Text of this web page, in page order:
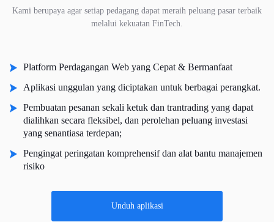
Kami berupaya agar setiap pedagang dapat meraih peluang pasar terbaik
melalui kekuatan FinTech.
Platform Perdagangan Web yang Cepat & Bermanfaat
Aplikasi unggulan yang diciptakan untuk berbagai perangkat.
Pembuatan pesanan sekali ketuk dan trantrading yang dapat
dialihkan secara fleksibel, dan perolehan peluang investasi
yang senantiasa terdepan;
Pengingat peringatan komprehensif dan alat bantu manajemen
risiko
Unduh aplikasi